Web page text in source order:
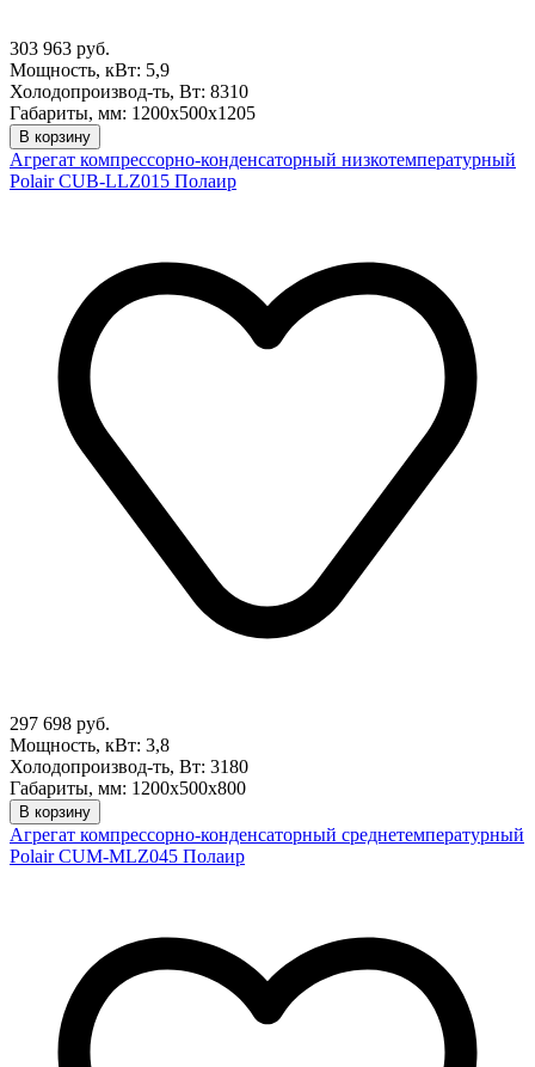
303 963 руб.
Мощность, кВт: 5,9
Холодопроизвод-ть, Вт: 8310
Габариты, мм: 1200х500х1205
В корзину
Агрегат компрессорно-конденсаторный низкотемпературный
Polair CUB-LLZ015 Полаир
297 698 руб.
Мощность, кВт: 3,8
Холодопроизвод-ть, Вт: 3180
Габариты, мм: 1200х500х800
В корзину
Агрегат компрессорно-конденсаторный среднетемпературный
Polair CUM-MLZ045 Полаир